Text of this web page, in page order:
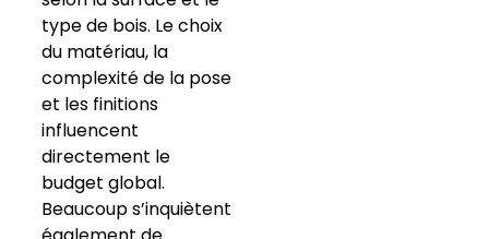
type de bois. Le choix
du matériau, la
complexité de la pose
et les finitions
influencent
directement le
budget global.
Beaucoup s’inquiètent